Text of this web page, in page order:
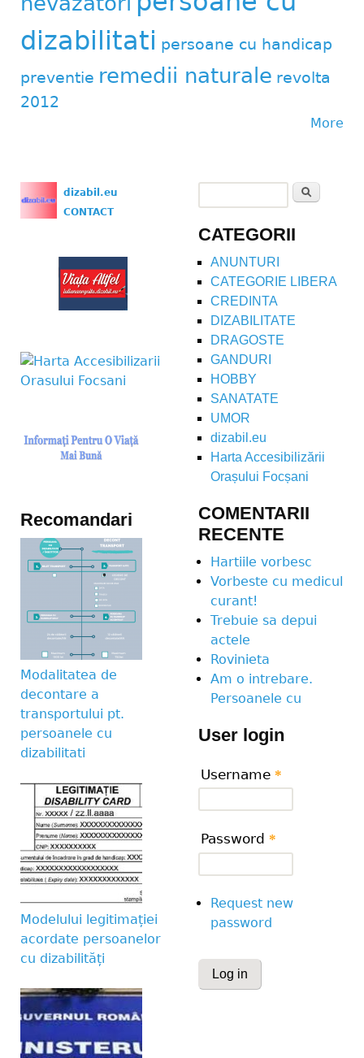
dizabilitati persoane cu handicap
preventie remedii naturale revolta
2012
More
dizabil.eu
CONTACT
Recomandari
Modalitatea de
decontare a
transportului pt.
persoanele cu
dizabilitati
Modelului legitimației
acordate persoanelor
cu dizabilități
Search form
CATEGORII
ANUNTURI
CATEGORIE LIBERA
CREDINTA
DIZABILITATE
DRAGOSTE
GANDURI
HOBBY
SANATATE
UMOR
dizabil.eu
Harta Accesibilizării
Orașului Focșani
COMENTARII
RECENTE
Hartiile vorbesc
Vorbeste cu medicul
curant!
Trebuie sa depui
actele
Rovinieta
Am o intrebare.
Persoanele cu
User login
Username *
Password *
Request new
password
CAPTCHA